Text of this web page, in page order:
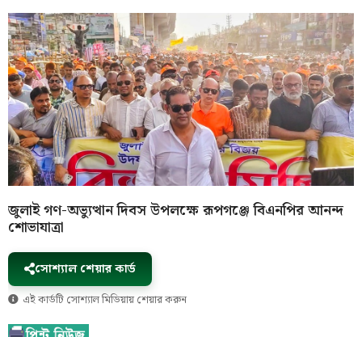
জুলাই গণ-অভ্যুত্থান দিবস উপলক্ষে রূপগঞ্জে বিএনপির আনন্দ
শোভাযাত্রা
সোশ্যাল শেয়ার কার্ড
এই কার্ডটি সোশ্যাল মিডিয়ায় শেয়ার করুন